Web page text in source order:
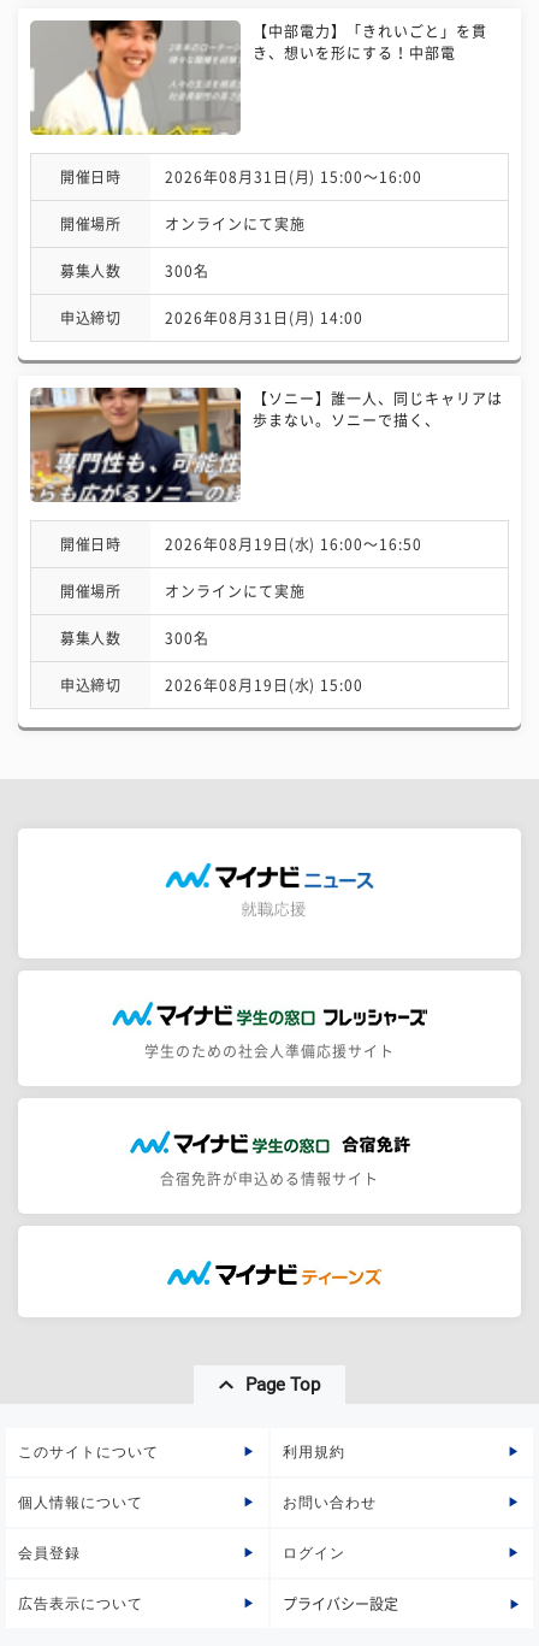
【中部電力】「きれいごと」を貫
き、想いを形にする！中部電
開催日時 2026年08月31日(月) 15:00〜16:00
開催場所 オンラインにて実施
募集人数 300名
申込締切 2026年08月31日(月) 14:00
【ソニー】誰一人、同じキャリアは
歩まない。ソニーで描く、
開催日時 2026年08月19日(水) 16:00〜16:50
開催場所 オンラインにて実施
募集人数 300名
申込締切 2026年08月19日(水) 15:00
学生のための社会人準備応援サイト
合宿免許が申込める情報サイト
Page Top
このサイトについて 利用規約
個人情報について お問い合わせ
会員登録 ログイン
広告表示について プライバシー設定